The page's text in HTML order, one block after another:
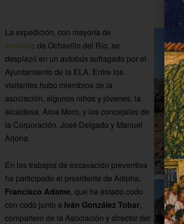
La expedición, con mayoría de
vecin@s de Ochavillo del Río, se
desplazó en un autobús sufragado por el
Ayuntamiento de la ELA. Entre los
visitantes hubo miembros de la
asociación, algunos niños y jóvenes, la
alcaldesa, Aroa Moro, y los concejales de
la Corporación, José Delgado y Manuel
Arjona.
En los trabajos de excavación preventiva
ha participado el presidente de Adipha,
Francisco Adame, que ha estado codo
con codo junto a Iván González Tobar,
compañero de la Asociación y director del